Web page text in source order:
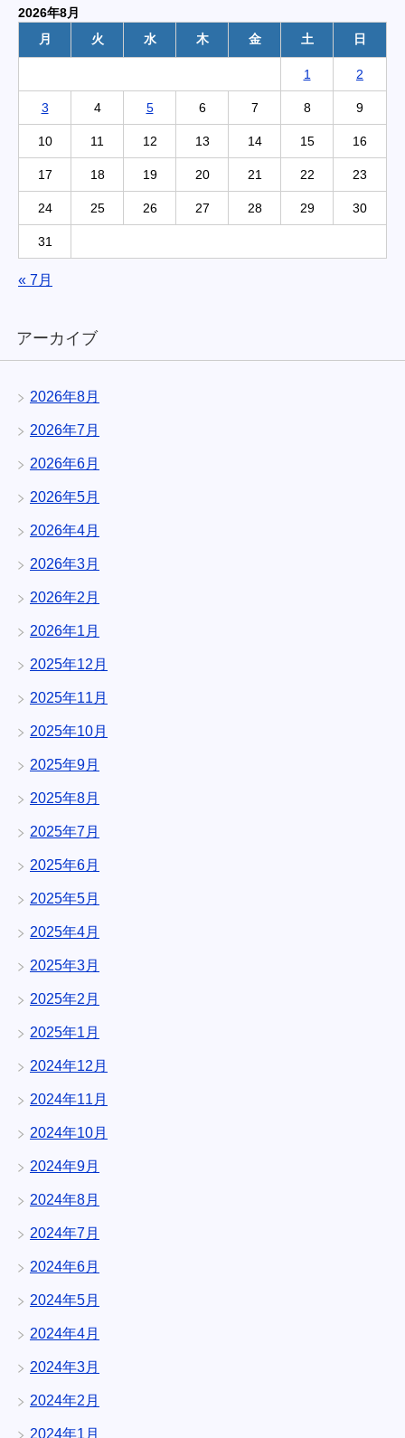
2026年8月
月
火 水 木 金 土 日
1 2
3 4 5 6 7 8 9
10 11 12 13 14 15 16
17 18 19 20 21 22 23
24 25 26 27 28 29 30
31
« 7月
アーカイブ
2026年8月
2026年7月
2026年6月
2026年5月
2026年4月
2026年3月
2026年2月
2026年1月
2025年12月
2025年11月
2025年10月
2025年9月
2025年8月
2025年7月
2025年6月
2025年5月
2025年4月
2025年3月
2025年2月
2025年1月
2024年12月
2024年11月
2024年10月
2024年9月
2024年8月
2024年7月
2024年6月
2024年5月
2024年4月
2024年3月
2024年2月
2024年1月